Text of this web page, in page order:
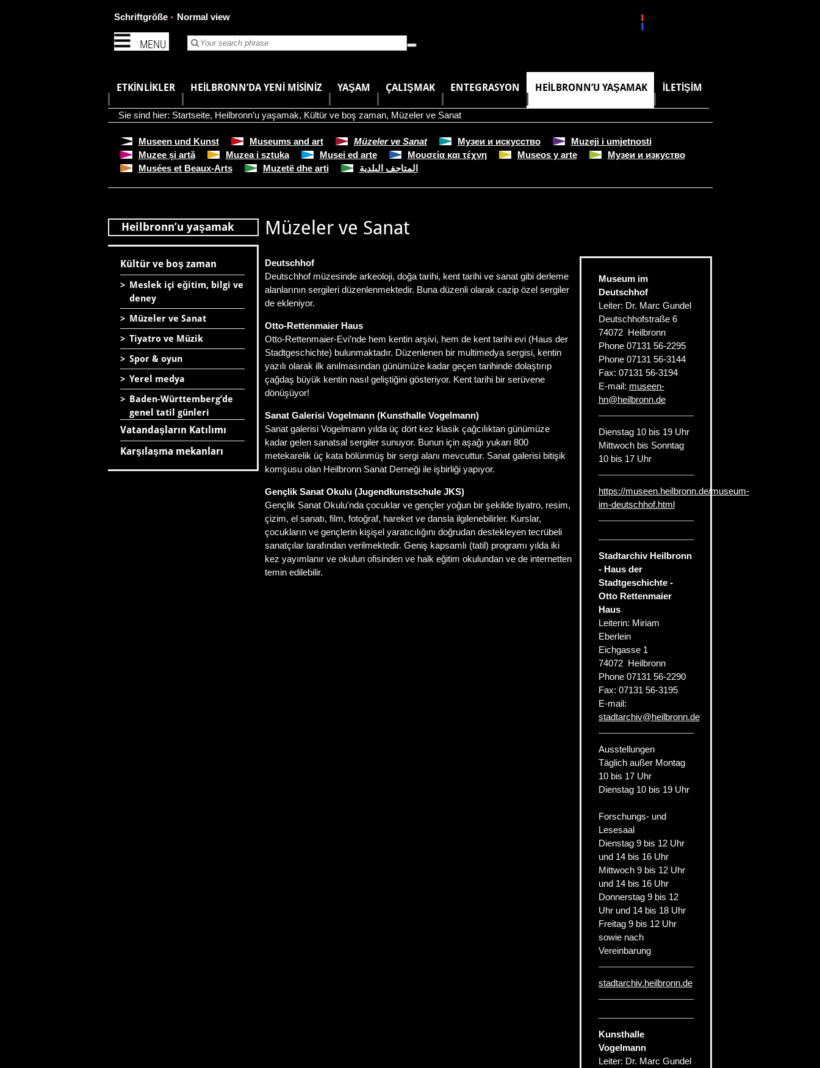
MENU
Schriftgröße Normal view
ETKINLIKLER HEILBRONN’DA YENI MISINIZ YAŞAM ÇALIŞMAK ENTEGRASYON HEILBRONN’U YAŞAMAK İLETIŞIM
Sie sind hier: Startseite, Heilbronn’u yaşamak, Kültür ve boş zaman, Müzeler ve Sanat
Museen und Kunst Museums and art Müzeler ve Sanat Музеи и искусство
Muzeji i umjetnosti
Muzee și artă
Muzea i sztuka Musei ed arte Μουσεία και τέχνη Museos y arte
Музеи и изкуство
Musées et Beaux-Arts
Muzetë dhe arti المتاحف البلدية
Heilbronn’u yaşamak
Kültür ve boş zaman
> Meslek içi eğitim, bilgi ve
deney
> Müzeler ve Sanat
> Tiyatro ve Müzik
> Spor & oyun
> Yerel medya
> Baden-Württemberg’de
genel tatil günleri
Vatandaşların Katılımı
Karşılaşma mekanları
Müzeler ve Sanat
Deutschhof
Deutschhof müzesinde arkeoloji, doğa tarihi, kent tarihi ve sanat gibi derleme
alanlarının sergileri düzenlenmektedir. Buna düzenli olarak cazip özel sergiler
de ekleniyor.
Otto-Rettenmaier Haus
Otto-Rettenmaier-Evi’nde hem kentin arşivi, hem de kent tarihi evi (Haus der
Stadtgeschichte) bulunmaktadır. Düzenlenen bir multimedya sergisi, kentin
yazılı olarak ilk anılmasından günümüze kadar geçen tarihinde dolaştırıp
çağdaş büyük kentin nasıl geliştiğini gösteriyor. Kent tarihi bir serüvene
dönüşüyor!
Sanat Galerisi Vogelmann (Kunsthalle Vogelmann)
Sanat galerisi Vogelmann yılda üç dört kez klasik çağcılıktan günümüze
kadar gelen sanatsal sergiler sunuyor. Bunun için aşağı yukarı 800
metekarelik üç kata bölünmüş bir sergi alanı mevcuttur. Sanat galerisi bitişik
komşusu olan Heilbronn Sanat Derneği ile işbirliği yapıyor.
Gençlik Sanat Okulu (Jugendkunstschule JKS)
Gençlik Sanat Okulu'nda çocuklar ve gençler yoğun bir şekilde tiyatro, resim,
çizim, el sanatı, film, fotoğraf, hareket ve dansla ilgilenebilirler. Kurslar,
çocukların ve gençlerin kişişel yaratıcılığını doğrudan destekleyen tecrübeli
sanatçılar tarafından verilmektedir. Geniş kapsamlı (tatil) programı yılda iki
kez yayımlanır ve okulun ofisinden ve halk eğitim okulundan ve de internetten
temin edilebilir.
Museum im
Deutschhof
Leiter: Dr. Marc Gundel
Deutschhofstraße 6
74072 Heilbronn
Phone 07131 56-2295
Phone 07131 56-3144
Fax: 07131 56-3194
E-mail: museen-
hn@heilbronn.de
Dienstag 10 bis 19 Uhr
Mittwoch bis Sonntag
10 bis 17 Uhr
https://museen.heilbronn.de/museum-
im-deutschhof.html
Stadtarchiv Heilbronn
- Haus der
Stadtgeschichte -
Otto Rettenmaier
Haus
Leiterin: Miriam
Eberlein
Eichgasse 1
74072 Heilbronn
Phone 07131 56-2290
Fax: 07131 56-3195
E-mail:
stadtarchiv@heilbronn.de
Ausstellungen
Täglich außer Montag
10 bis 17 Uhr
Dienstag 10 bis 19 Uhr
Forschungs- und
Lesesaal
Dienstag 9 bis 12 Uhr
und 14 bis 16 Uhr
Mittwoch 9 bis 12 Uhr
und 14 bis 16 Uhr
Donnerstag 9 bis 12
Uhr und 14 bis 18 Uhr
Freitag 9 bis 12 Uhr
sowie nach
Vereinbarung
stadtarchiv.heilbronn.de
Kunsthalle
Vogelmann
Leiter: Dr. Marc Gundel